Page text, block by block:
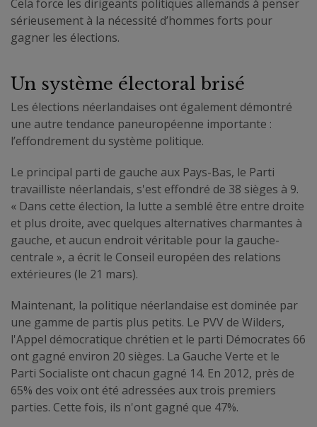
Cela force les dirigeants politiques allemands à penser
sérieusement à la nécessité d’hommes forts pour
gagner les élections.
Un système électoral brisé
Les élections néerlandaises ont également démontré
une autre tendance paneuropéenne importante :
l’effondrement du système politique.
Le principal parti de gauche aux Pays-Bas, le Parti
travailliste néerlandais, s'est effondré de 38 sièges à 9.
« Dans cette élection, la lutte a semblé être entre droite
et plus droite, avec quelques alternatives charmantes à
gauche, et aucun endroit véritable pour la gauche-
centrale », a écrit le Conseil européen des relations
extérieures (le 21 mars).
Maintenant, la politique néerlandaise est dominée par
une gamme de partis plus petits. Le PVV de Wilders,
l'Appel démocratique chrétien et le parti Démocrates 66
ont gagné environ 20 sièges. La Gauche Verte et le
Parti Socialiste ont chacun gagné 14. En 2012, près de
65% des voix ont été adressées aux trois premiers
parties. Cette fois, ils n'ont gagné que 47%.